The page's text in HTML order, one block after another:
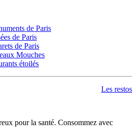
de Paris
de Paris
de Paris
Mouches
étoilés
Les restos
pour la santé. Consommez avec